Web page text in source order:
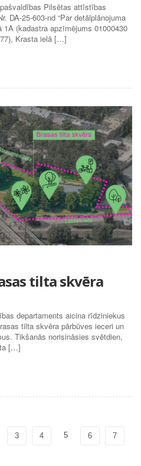
Pilsētas attīstības
DA-25-603-nd “Par detālplānojuma
(kadastra apzīmējums 01000430
Krasta ielā […]
tilta skvēra
departaments aicina rīdziniekus
tilta skvēra pārbūves ieceri un
Tikšanās norisināsies svētdien,
[…]
3 4 5 6 7